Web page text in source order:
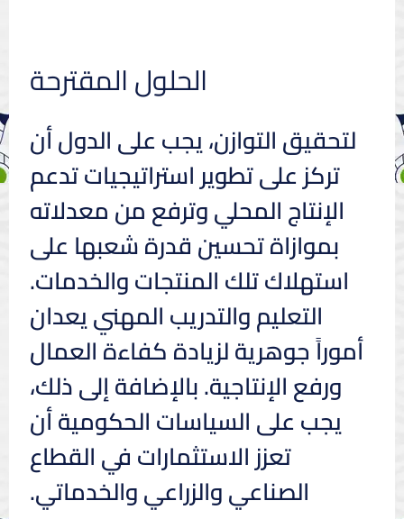
الحلول المقترحة
لتحقيق التوازن، يجب على الدول أن
تركز على تطوير استراتيجيات تدعم
الإنتاج المحلي وترفع من معدلاته
بموازاة تحسين قدرة شعبها على
استهلاك تلك المنتجات والخدمات.
التعليم والتدريب المهني يعدان
أموراً جوهرية لزيادة كفاءة العمال
ورفع الإنتاجية. بالإضافة إلى ذلك،
يجب على السياسات الحكومية أن
تعزز الاستثمارات في القطاع
الصناعي والزراعي والخدماتي.